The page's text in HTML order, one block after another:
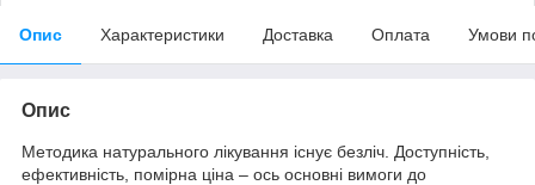
Опис Характеристики Доставка Оплата Умови
Опис
Методика натурального лікування існує безліч. Доступність,
ефективність, помірна ціна – ось основні вимоги до